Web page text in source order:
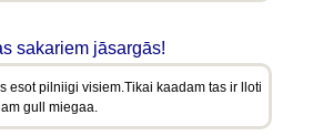
sakariem jāsargās!
esot pilniigi visiem.Tikai kaadam tas ir lloti
gull miegaa.